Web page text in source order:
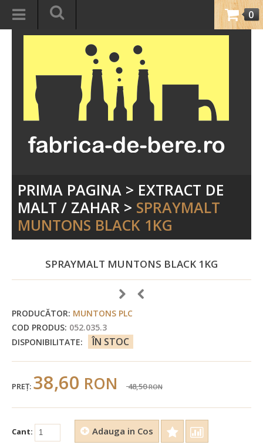
0
PRIMA PAGINA > EXTRACT DE
MALT / ZAHAR > SPRAYMALT
MUNTONS BLACK 1KG
SPRAYMALT MUNTONS BLACK 1KG
PRODUCĂTOR: MUNTONS PLC
COD PRODUS: 052.035.3
DISPONIBILITATE:
ÎN STOC
PREŢ: 38,60 RON 48,50RON
Cant: Adauga in Cos